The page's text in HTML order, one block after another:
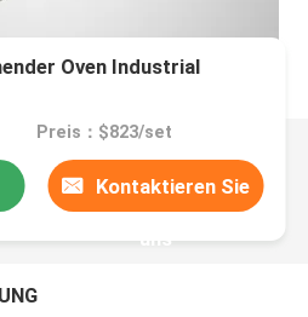
Oven Industrial
Preis：$823/set
Kontaktieren Sie
uns